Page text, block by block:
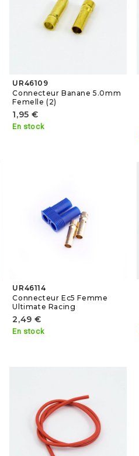
UR46109
Connecteur Banane 5.0mm
Femelle (2)
1,95 €
En stock
UR46114
Connecteur Ec5 Femme
Ultimate Racing
2,49 €
En stock